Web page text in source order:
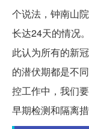
个说法，钟南山
长达24天的情况
此认为所有的新
的潜伏期都是不
控工作中，我们
早期检测和隔离